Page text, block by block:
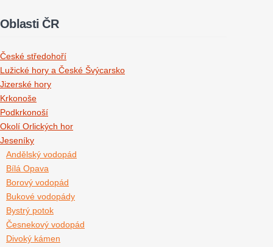
Oblasti ČR
České středohoří
Lužické hory a České Švýcarsko
Jizerské hory
Krkonoše
Podkrkonoší
Okolí Orlických hor
Jeseníky
Andělský vodopád
Bílá Opava
Borový vodopád
Bukové vodopády
Bystrý potok
Česnekový vodopád
Divoký kámen